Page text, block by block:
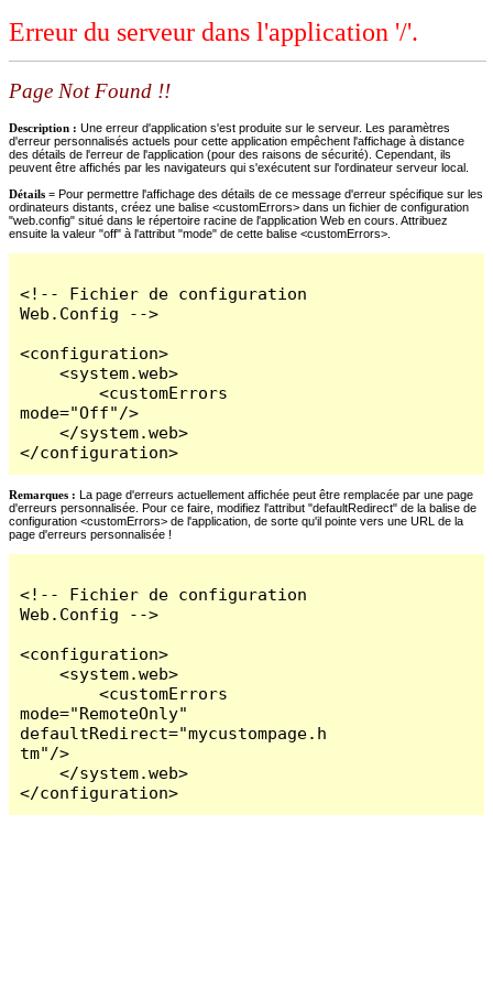
Erreur du serveur dans l'application '/'.
Page Not Found !!
Description : Une erreur d'application s'est produite sur le serveur. Les paramètres
d'erreur personnalisés actuels pour cette application empêchent l'affichage à distance
des détails de l'erreur de l'application (pour des raisons de sécurité). Cependant, ils
peuvent être affichés par les navigateurs qui s'exécutent sur l'ordinateur serveur local.
Détails = Pour permettre l'affichage des détails de ce message d'erreur spécifique sur les
ordinateurs distants, créez une balise <customErrors> dans un fichier de configuration
"web.config" situé dans le répertoire racine de l'application Web en cours. Attribuez
ensuite la valeur "off" à l'attribut "mode" de cette balise <customErrors>.
<!-- Fichier de configuration
Web.Config -->
<configuration>
    <system.web>
        <customErrors
mode="Off"/>
    </system.web>
</configuration>
Remarques : La page d'erreurs actuellement affichée peut être remplacée par une page
d'erreurs personnalisée. Pour ce faire, modifiez l'attribut "defaultRedirect" de la balise de
configuration <customErrors> de l'application, de sorte qu'il pointe vers une URL de la
page d'erreurs personnalisée !
<!-- Fichier de configuration
Web.Config -->
<configuration>
    <system.web>
        <customErrors
mode="RemoteOnly"
defaultRedirect="mycustompage.h
tm"/>
    </system.web>
</configuration>